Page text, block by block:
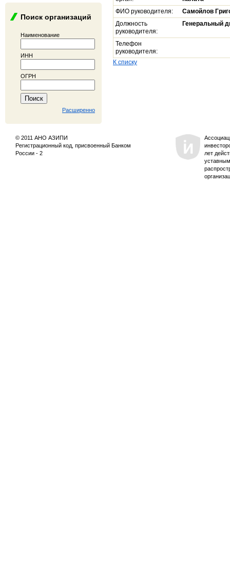
Поиск организаций
Наименование
ИНН
ОГРН
Расширенно
ФИО руководителя:
Самойлов
Должность
руководителя:
Генеральный
Телефон
руководителя:
К списку
© 2011 АНО АЗИПИ
Регистрационный код, присвоенный Банком
России - 2
лет